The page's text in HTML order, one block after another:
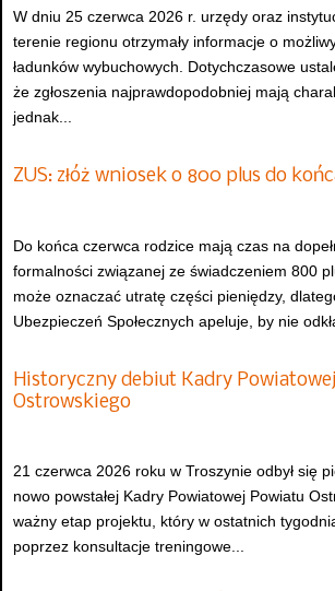
W dniu 25 czerwca 2026 r. urzędy oraz
terenie regionu otrzymały informacje o
ładunków wybuchowych. Dotychczasowe
że zgłoszenia najprawdopodobniej mają
jednak...
ZUS: złóż wniosek o 800 plus do
Do końca czerwca rodzice mają czas na
formalności związanej ze świadczeniem 800
może oznaczać utratę części pieniędzy,
Ubezpieczeń Społecznych apeluje, by nie
Historyczny debiut Kadry
Ostrowskiego
21 czerwca 2026 roku w Troszynie odbył się
nowo powstałej Kadry Powiatowej Powiatu
ważny etap projektu, który w ostatnich
poprzez konsultacje treningowe...